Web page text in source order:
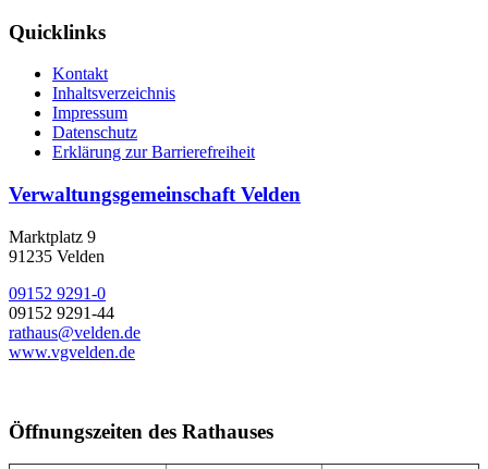
Quicklinks
Kontakt
Inhaltsverzeichnis
Impressum
Datenschutz
Erklärung zur Barrierefreiheit
Verwaltungsgemeinschaft Velden
Marktplatz 9
91235 Velden
09152 9291-0
09152 9291-44
rathaus@velden.de
www.vgvelden.de
Öffnungszeiten des Rathauses